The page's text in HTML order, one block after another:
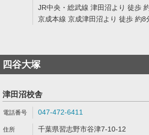
JR中央・総武線 津田沼より 徒歩
京成本線 京成津田沼より 徒歩 約8
四谷大塚
津田沼校舎
047-472-6411
千葉県習志野市谷津7-10-12